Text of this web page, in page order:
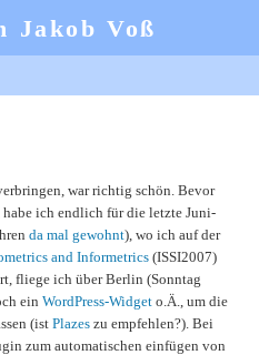
Jakob Voß
war richtig schön. Bevor
habe ich endlich für die letzte Juni-
da mal gewohnt), wo ich auf der
and Informetrics (ISSI2007)
fliege ich über Berlin (Sonntag
ein WordPress-Widget o.Ä., um die
(ist Plazes zu empfehlen?). Bei
zum automatischen einfügen von